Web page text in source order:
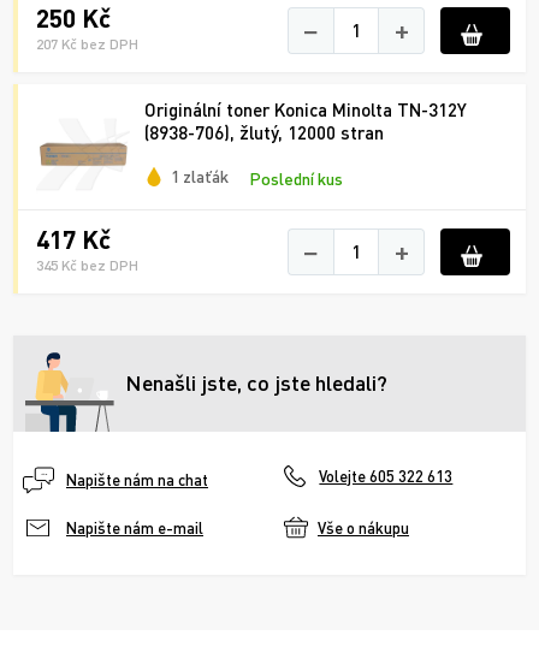
250 Kč
207 Kč bez DPH − +
Originální toner Konica Minolta TN-312Y
(8938-706), žlutý, 12000 stran
1 zlaťák Poslední kus
417 Kč
345 Kč bez DPH − +
Nenašli jste, co jste hledali?
Napište nám na chat Volejte 605 322 613
Napište nám e-mail Vše o nákupu